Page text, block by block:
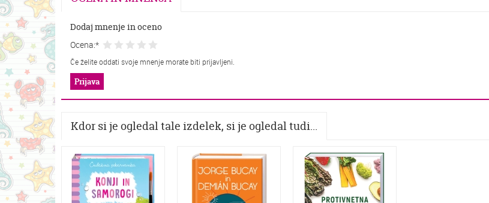
Dodaj mnenje in oceno
Ocena:*
Če želite oddati svoje mnenje morate biti prijavljeni.
Prijava
Kdor si je ogledal tale izdelek, si je ogledal tudi...